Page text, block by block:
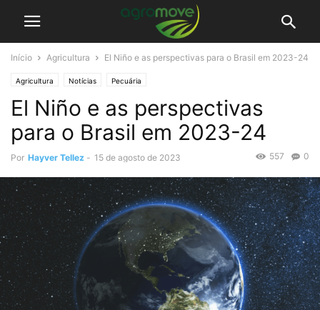
Início Agricultura El Niño e as perspectivas para o Brasil em 2023-24
Agricultura Notícias Pecuária
El Niño e as perspectivas
para o Brasil em 2023-24
Por Hayver Tellez - 15 de agosto de 2023 0
557